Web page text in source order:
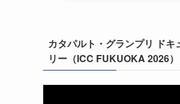
カタパルト・グランプリ ドキ
リー（ICC FUKUOKA 2026）